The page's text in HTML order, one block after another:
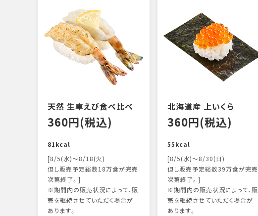
天然 生車えび食べ比べ
360円(税込)
81kcal
[8/5(水)～8/18(火)
但し販売予定総数18万食が完売
次第終了。]
※期間内の販売状況によって、販
売を継続させていただく場合が
あります。
北海道産 上いくら
360円(税込)
55kcal
[8/5(水)～8/30(日)
但し販売予定総数39万食が完売
次第終了。]
※期間内の販売状況によって、販
売を継続させていただく場合が
あります。